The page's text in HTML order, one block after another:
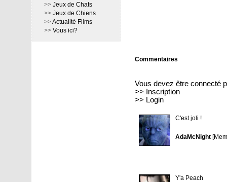
>> Jeux de Chats
>> Jeux de Chiens
>>Actualité Films
>> Vous ici?
Commentaires
Vous devez être connecté
>>
Inscription
>> Login
C'est joli !
AdaMcNight
Y'a Peach